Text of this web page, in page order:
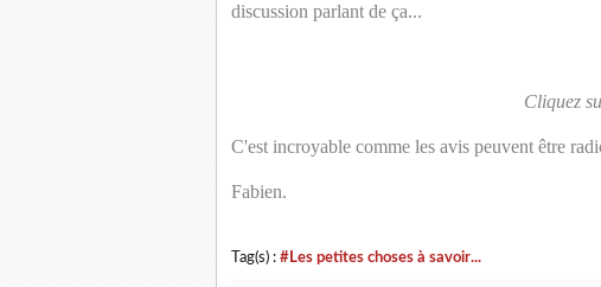
discussion parlant de ça...
Cliquez
C'est incroyable comme les avis peuvent être
Fabien.
Tag(s) : #Les petites choses à savoir...